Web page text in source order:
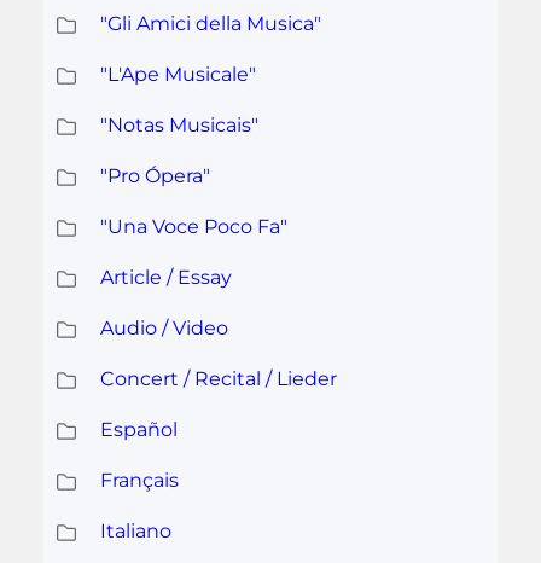
"Gli Amici della Musica"
"L'Ape Musicale"
"Notas Musicais"
"Pro Ópera"
"Una Voce Poco Fa"
Article / Essay
Audio / Video
Concert / Recital / Lieder
Español
Français
Italiano